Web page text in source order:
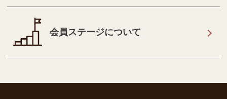
会員ステージについて